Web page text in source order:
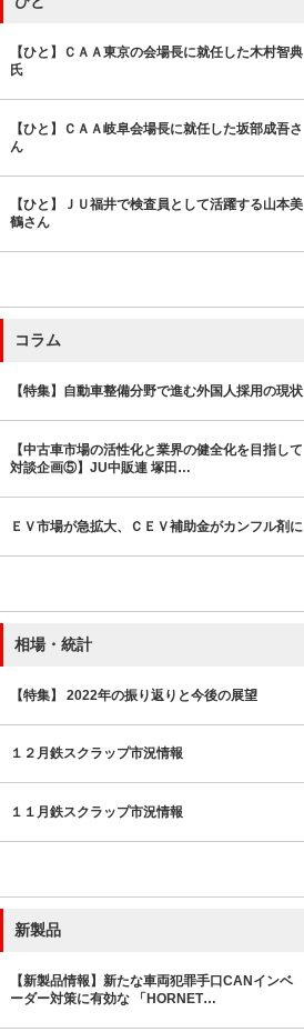
【ひと】ＣＡＡ東京の会場長に就任した木村智典
氏
【ひと】ＣＡＡ岐阜会場長に就任した坂部成吾さ
ん
【ひと】ＪＵ福井で検査員として活躍する山本美
鶴さん
コラム
【特集】自動車整備分野で進む外国人採用の現状
【中古車市場の活性化と業界の健全化を目指して
対談企画⑤】JU中販連 塚田…
ＥＶ市場が急拡大、ＣＥＶ補助金がカンフル剤に
相場・統計
【特集】 2022年の振り返りと今後の展望
１２月鉄スクラップ市況情報
１１月鉄スクラップ市況情報
新製品
【新製品情報】新たな車両犯罪手口CANインベ
ーダー対策に有効な 「HORNET…